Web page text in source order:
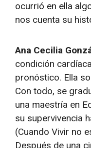
ocurrió en ella
nos cuenta su
Ana Cecilia
condición
pronóstico. Ella
Con todo, se
una maestría en
su supervivencia
(Cuando Vivir no
Después de una